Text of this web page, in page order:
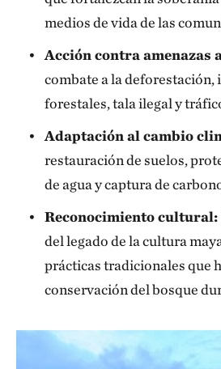
medios de vida de las
Acción contra amenazas
combate a la deforestación,
forestales, tala ilegal y
Adaptación al cambio
restauración de suelos,
de agua y captura de
Reconocimiento cultural:
del legado de la cultura
prácticas tradicionales que
conservación del bosque